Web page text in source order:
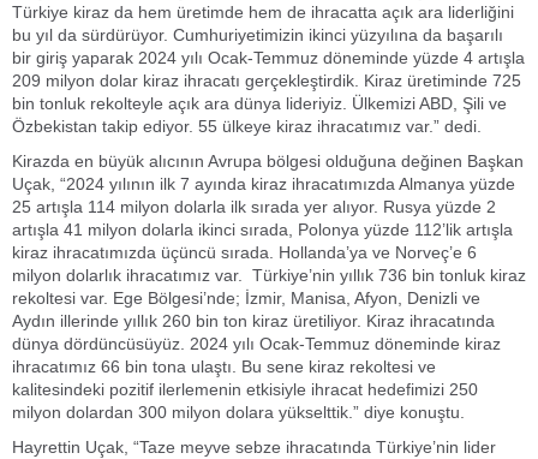
Türkiye kiraz da hem üretimde hem de ihracatta açık ara liderliğini
bu yıl da sürdürüyor. Cumhuriyetimizin ikinci yüzyılına da başarılı
bir giriş yaparak 2024 yılı Ocak-Temmuz döneminde yüzde 4 artışla
209 milyon dolar kiraz ihracatı gerçekleştirdik. Kiraz üretiminde 725
bin tonluk rekolteyle açık ara dünya lideriyiz. Ülkemizi ABD, Şili ve
Özbekistan takip ediyor. 55 ülkeye kiraz ihracatımız var.” dedi.
Kirazda en büyük alıcının Avrupa bölgesi olduğuna değinen Başkan
Uçak, “2024 yılının ilk 7 ayında kiraz ihracatımızda Almanya yüzde
25 artışla 114 milyon dolarla ilk sırada yer alıyor. Rusya yüzde 2
artışla 41 milyon dolarla ikinci sırada, Polonya yüzde 112’lik artışla
kiraz ihracatımızda üçüncü sırada. Hollanda’ya ve Norveç’e 6
milyon dolarlık ihracatımız var. Türkiye’nin yıllık 736 bin tonluk kiraz
rekoltesi var. Ege Bölgesi’nde; İzmir, Manisa, Afyon, Denizli ve
Aydın illerinde yıllık 260 bin ton kiraz üretiliyor. Kiraz ihracatında
dünya dördüncüsüyüz. 2024 yılı Ocak-Temmuz döneminde kiraz
ihracatımız 66 bin tona ulaştı. Bu sene kiraz rekoltesi ve
kalitesindeki pozitif ilerlemenin etkisiyle ihracat hedefimizi 250
milyon dolardan 300 milyon dolara yükselttik.” diye konuştu.
Hayrettin Uçak, “Taze meyve sebze ihracatında Türkiye’nin lider